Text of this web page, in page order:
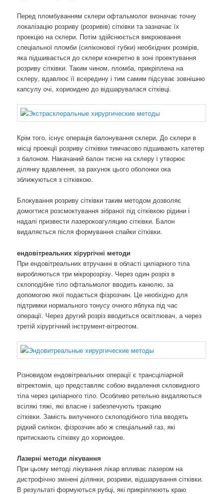
Перед пломбуванням склери офтальмолог визначає точну
локалізацію розриву (розривів) сітківки та зазначає їх
проекцію на склери. Потім здійснюється викроювання
спеціальної пломби (силіконової губки) необхідних розмірів,
яка підшивається до склери конкретно в зоні проектування
розриву сітківки. Таким чином, пломба, прикріплена на
склеру, вдавлює її всередину і тим самим підсуває зовнішню
капсулу очі, хориоидею до відшарувалася сітківці.
Крім того, існує операція балонування склери. До склери в
місці проекції розриву сітківки тимчасово підшивають катетер
з балоном. Накачаний балон тисне на склеру і утворює
ділянку вдавлення, за рахунок цього оболонки ока
зближуються з сітківкою.
Блокування розриву сітківки таким методом дозволяє
домогтися розсмоктування зібраної під сітківкою рідини і
надалі призвести лазерокоагуляцию сітківки. Балон
видаляється після формування спайки сітківки.
ендовітреальних хірургічні методи
При ендовітреальних втручанні в області циліарного тіла
виробляються три мікророзрізу. Через один розріз в
склоподібне тіло офтальмолог вводить канюлю, за
допомогою якої подається фізрозчин. Це необхідно для
підтримки нормального тонусу очного яблука під час
операції. Через другий розріз вводиться освітлювач, а через
третій хірургічний інструмент-вітреотом.
Різновидом ендовітреальних операції є трансціліарной
вітректомія, що представляє собою видалення скловидного
тіла через циліарного тіло. Особливо ретельно видаляються
всілякі тяжі, які власне і забезпечують тракцию
сітківки. Замість вилученого склоподібного тіла вводять
рідкий силікон, фізрозчин або ж спеціальний газ, які
притискають сітківку до хориоидее.
Лазерні методи лікування
При цьому методі лікування лікар впливає лазером на
дистрофічно змінені ділянки, розриви, відшарування сітківки.
В результаті формуються рубці, які прикріплюють краю